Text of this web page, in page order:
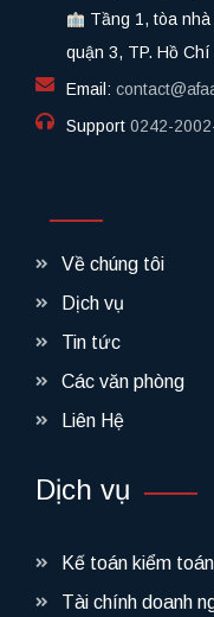
Tầng 1, tòa
quận 3, TP. Hồ Chí
Email:
Support 0242-
Về chúng tôi
Dịch vụ
Tin tức
Các văn phòng
Liên Hệ
Dịch vụ
Kế toán kiểm toán
Tài chính doanh